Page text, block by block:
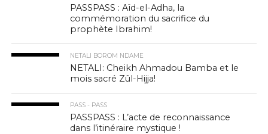
PASSPASS : Aïd-el-Adha, la
commémoration du sacrifice du
prophète Ibrahim!
NETALI BOROM NDAME
NETALI: Cheikh Ahmadou Bamba et le
mois sacré Zûl-Hijja!
PASS - PASS
PASSPASS : L’acte de reconnaissance
dans l’itinéraire mystique !